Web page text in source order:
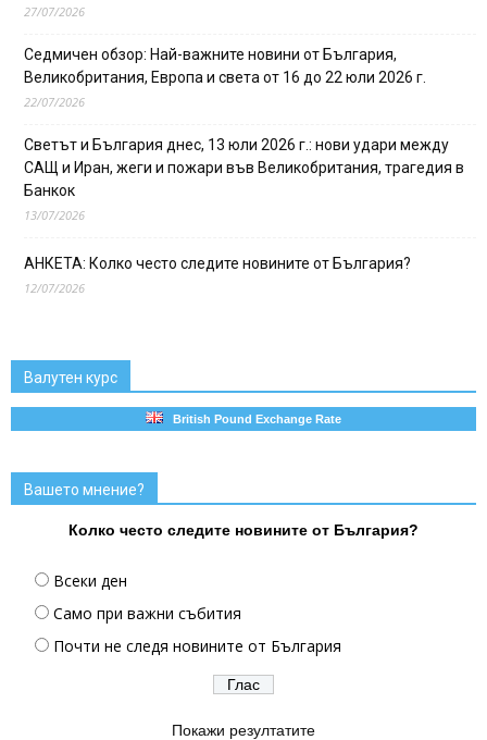
27/07/2026
Седмичен обзор: Най-важните новини от България,
Великобритания, Европа и света от 16 до 22 юли 2026 г.
22/07/2026
Светът и България днес, 13 юли 2026 г.: нови удари между
САЩ и Иран, жеги и пожари във Великобритания, трагедия в
Банкок
13/07/2026
АНКЕТА: Колко често следите новините от България?
12/07/2026
Валутен курс
British Pound Exchange Rate
Вашето мнение?
Колко често следите новините от България?
Всеки ден
Само при важни събития
Почти не следя новините от България
Покажи резултатите